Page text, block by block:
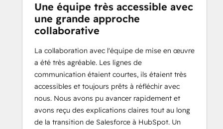
Une équipe très accessible avec
une grande approche
collaborative
La collaboration avec l'équipe de mise en œuvre
a été très agréable. Les lignes de
communication étaient courtes, ils étaient très
accessibles et toujours prêts à réfléchir avec
nous. Nous avons pu avancer rapidement et
avons reçu des explications claires tout au long
de la transition de Salesforce à HubSpot. Un